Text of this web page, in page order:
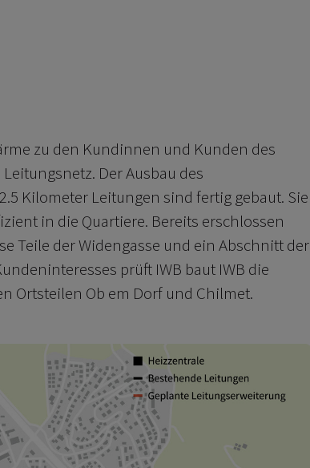
zu den Kundinnen und Kunden des
Der Ausbau des
Kilometer Leitungen sind fertig gebaut. Sie
in die Quartiere. Bereits erschlossen
Teile der Widengasse und ein Abschnitt der
prüft IWB baut IWB die
Ortsteilen Ob em Dorf und Chilmet.